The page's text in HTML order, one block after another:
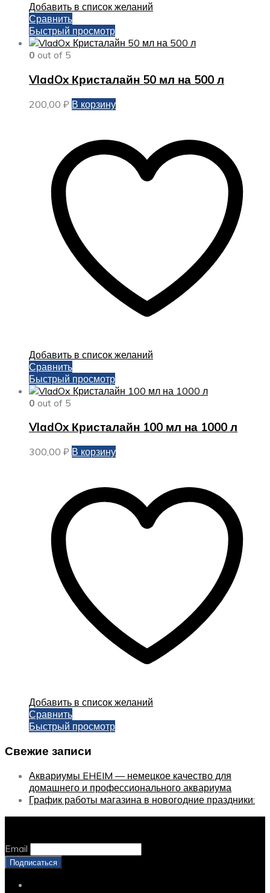
Добавить в список желаний
Сравнить
Быстрый просмотр
0 out of 5
VladOx Кристалайн 50 мл на 500 л
200,00 ₽ В корзину
Добавить в список желаний
Сравнить
Быстрый просмотр
0 out of 5
VladOx Кристалайн 100 мл на 1000 л
300,00 ₽ В корзину
Добавить в список желаний
Сравнить
Быстрый просмотр
Свежие записи
Аквариумы EHEIM — немецкое качество для
домашнего и профессионального аквариума
График работы магазина в новогодние праздники:
Email